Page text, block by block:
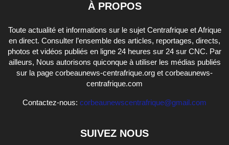
À PROPOS
Toute actualité et informations sur le sujet Centrafrique et Afrique
en direct. Consulter l’ensemble des articles, reportages, directs,
photos et vidéos publiés en ligne 24 heures sur 24 sur CNC. Par
ailleurs, Nous autorisons quiconque à utiliser les médias publiés
sur la page corbeaunews-centrafrique.org et corbeaunews-
centrafrique.com
Contactez-nous: corbeaunewscentrafrique@gmail.com
SUIVEZ NOUS